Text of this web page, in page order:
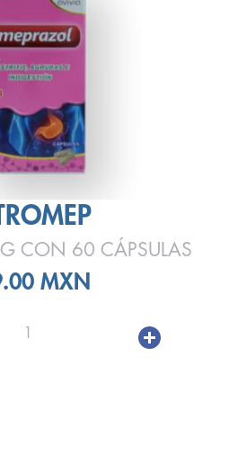
CON 60 CÁPSULAS
MXN
1